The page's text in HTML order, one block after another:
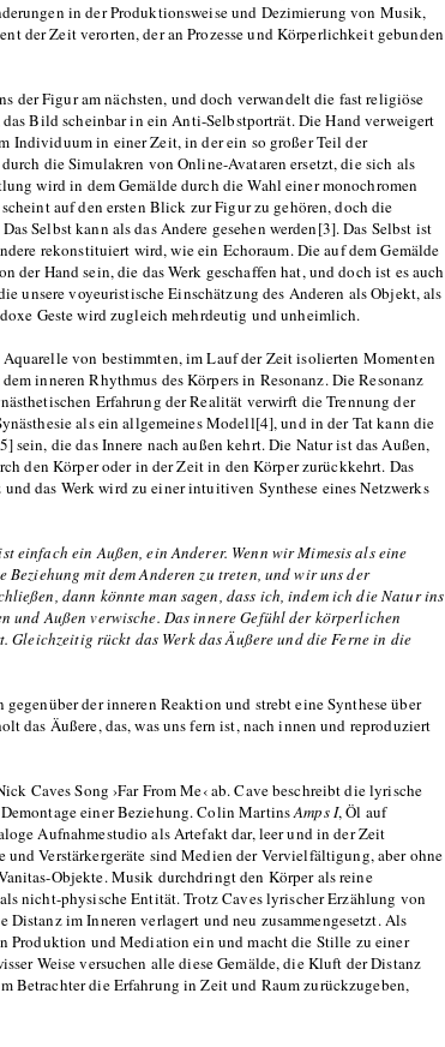
in der Produktionsweise und Dezimierung von Musik,
der Zeit verorten, der an Prozesse und Körperlichkeit gebunden
der Figur am nächsten, und doch verwandelt die fast religiöse
das Bild scheinbar in ein Anti-Selbstporträt. Die Hand verweigert
Individuum in einer Zeit, in der ein so großer Teil der
die Simulakren von Online-Avataren ersetzt, die sich als
wird in dem Gemälde durch die Wahl einer monochromen
auf den ersten Blick zur Figur zu gehören, doch die
Selbst kann als das Andere gesehen werden[3]. Das Selbst ist
rekonstituiert wird, wie ein Echoraum. Die auf dem Gemälde
der Hand sein, die das Werk geschaffen hat, und doch ist es auch
unsere voyeuristische Einschätzung des Anderen als Objekt, als
Geste wird zugleich mehrdeutig und unheimlich.
von bestimmten, im Lauf der Zeit isolierten Momenten
inneren Rhythmus des Körpers in Resonanz. Die Resonanz
Erfahrung der Realität verwirft die Trennung der
als ein allgemeines Modell[4], und in der Tat kann die
sein, die das Innere nach außen kehrt. Die Natur ist das Außen,
den Körper oder in der Zeit in den Körper zurückkehrt. Das
das Werk wird zu einer intuitiven Synthese eines Netzwerks
einfach ein Außen, ein Anderer. Wenn wir Mimesis als eine
mit dem Anderen zu treten, und wir uns der
dann könnte man sagen, dass ich, indem ich die Natur ins
und Außen verwische. Das innere Gefühl der körperlichen
rückt das Werk das Äußere und die Ferne in die
gegenüber der inneren Reaktion und strebt eine Synthese über
das Äußere, das, was uns fern ist, nach innen und reproduziert
Caves Song ›Far From Me‹ ab. Cave beschreibt die lyrische
einer Beziehung. Colin MartinsAmps I, Öl auf
Aufnahmestudio als Artefakt dar, leer und in der Zeit
Verstärkergeräte sind Medien der Vervielfältigung, aber ohne
Objekte. Musik durchdringt den Körper als reine
nicht-physische Entität. Trotz Caves lyrischer Erzählung von
im Inneren verlagert und neu zusammengesetzt. Als
Produktion und Mediation ein und macht die Stille zu einer
Weise versuchen alle diese Gemälde, die Kluft der Distanz
Betrachter die Erfahrung in Zeit und Raum zurückzugeben,